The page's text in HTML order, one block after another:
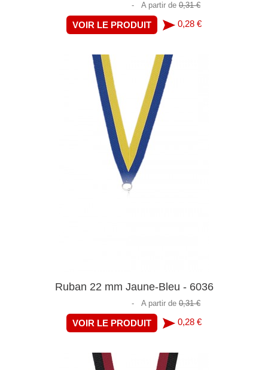
- A partir de 0,31 €
VOIR LE PRODUIT 0,28 €
Ruban 22 mm Jaune-Bleu - 6036
- A partir de 0,31 €
VOIR LE PRODUIT 0,28 €